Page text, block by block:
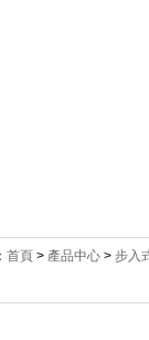
首頁 > 產品中心 > 步入